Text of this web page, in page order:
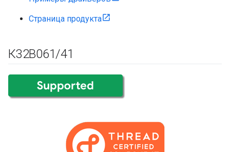
Страница продукта
К32В061/41